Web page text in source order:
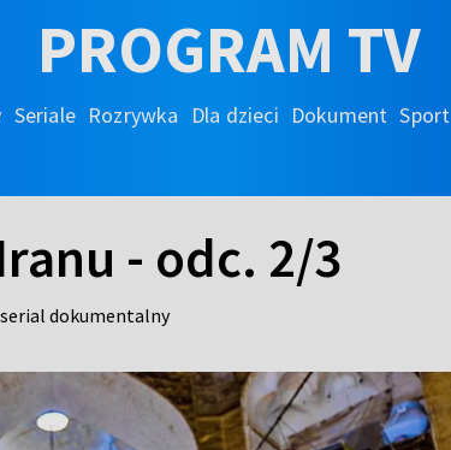
PROGRAM TV
Seriale Rozrywka Dla dzieci Dokument Sport
- odc. 2/3
serial dokumentalny